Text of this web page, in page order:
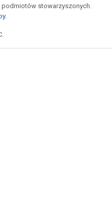
podmiotów stowarzyszonych.
.